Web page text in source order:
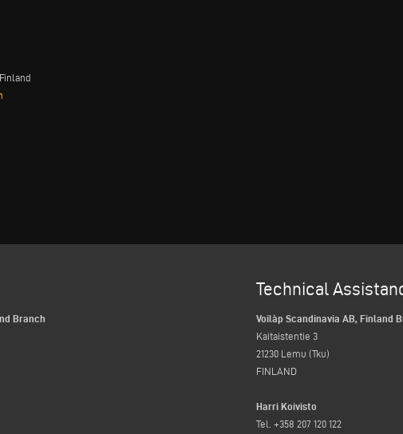
Branch
Technical
Voilàp Scandinavia AB, Finland
Kaitaistentie 3
21230 Lemu (Tku)
FINLAND
Harri Koivisto
Tel. +358 207 120 122